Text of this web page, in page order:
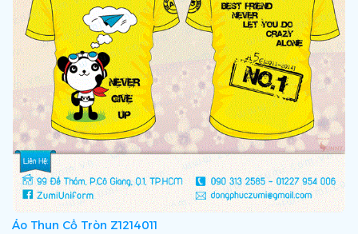
Áo Thun Cổ Tròn Z1214011